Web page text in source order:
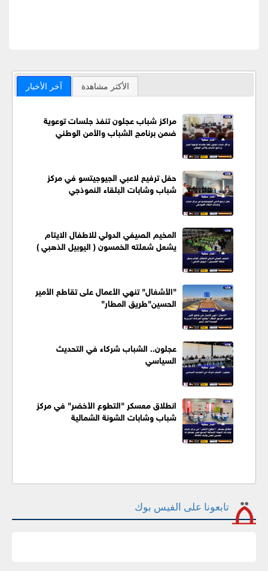
آخر الأخبار الأكثر مشاهدة
مراكز شباب عجلون تنفذ جلسات توعوية
ضمن برنامج الشباب والأمن الوطني
حفل ترفيع لاعبي الجيوجيتسو في مركز
شباب وشابات البلقاء النموذجي
المخيم الصيفي الدولي للاطفال الايتام
يشعل شعلته الخمسون ( اليوبيل الذهبي )
"الأشغال" تنهي الأعمال على تقاطع الأمير
الحسين"طريق المطار"
عجلون.. الشباب شركاء في التحديث
السياسي
انطلاق معسكر "التطوع الأخضر" في مركز
شباب وشابات الشونة الشمالية
تابعونا على الفيس بوك